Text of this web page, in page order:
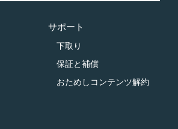
サポート
下取り
保証と補償
おためしコンテンツ解約